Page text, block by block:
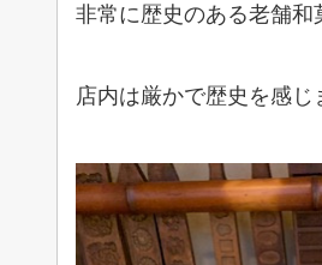
非常に歴史のある老舗和
店内は厳かで歴史を感じ